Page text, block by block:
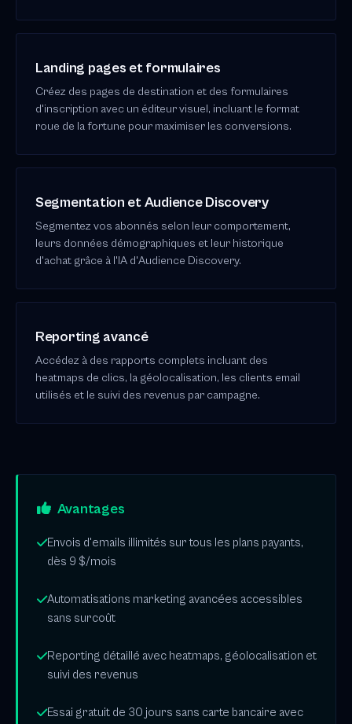
Landing pages et formulaires
Créez des pages de destination et des formulaires
d'inscription avec un éditeur visuel, incluant le format
roue de la fortune pour maximiser les conversions.
Segmentation et Audience Discovery
Segmentez vos abonnés selon leur comportement,
leurs données démographiques et leur historique
d'achat grâce à l'IA d'Audience Discovery.
Reporting avancé
Accédez à des rapports complets incluant des
heatmaps de clics, la géolocalisation, les clients email
utilisés et le suivi des revenus par campagne.
Avantages
Envois d'emails illimités sur tous les plans payants,
dès 9 $/mois
Automatisations marketing avancées accessibles
sans surcoût
Reporting détaillé avec heatmaps, géolocalisation et
suivi des revenus
Essai gratuit de 30 jours sans carte bancaire avec